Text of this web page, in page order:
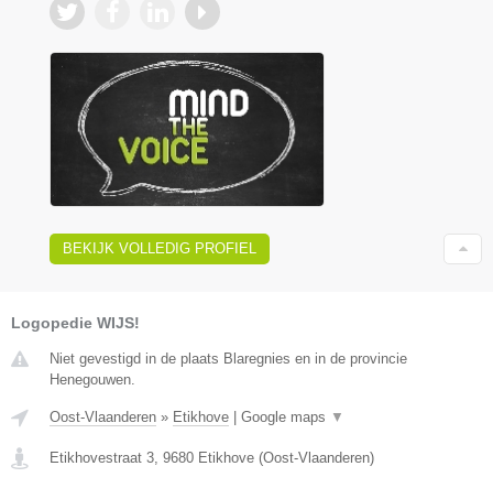
BEKIJK VOLLEDIG PROFIEL
Logopedie WIJS!
Niet gevestigd in de plaats Blaregnies en in de provincie
Henegouwen.
Oost-Vlaanderen » Etikhove Google maps ▼
Etikhovestraat 3, 9680 Etikhove (Oost-Vlaanderen)